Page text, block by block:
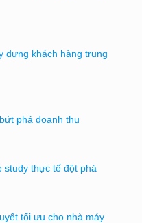
dựng khách hàng trung
phá doanh thu
study thực tế đột phá
tối ưu cho nhà máy